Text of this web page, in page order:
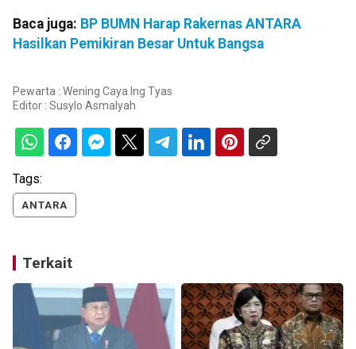
Baca juga: BP BUMN Harap Rakernas ANTARA
Hasilkan Pemikiran Besar Untuk Bangsa
Pewarta : Wening Caya Ing Tyas
Editor : Susylo Asmalyah
Tags:
ANTARA
Terkait